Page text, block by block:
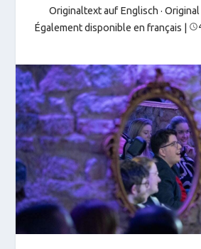
Originaltext auf Englisch ·
Également disponible en français